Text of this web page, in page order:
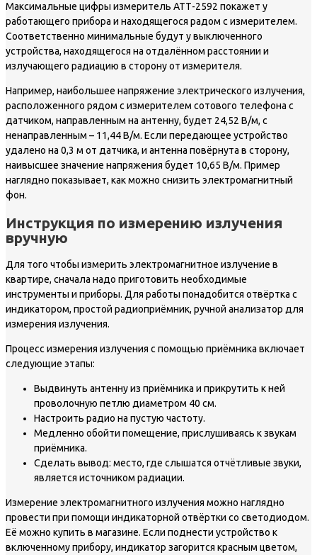
Максимальные цифры измеритель АТТ-2592 покажет у
работающего прибора и находящегося радом с измерителем.
Соответственно минимальные будут у выключенного
устройства, находящегося на отдалённом расстоянии и
излучающего радиацию в сторону от измерителя.
Например, наибольшее напряжение электрического излучения,
расположенного рядом с измерителем сотового телефона с
датчиком, направленным на антенну, будет 24,52 В/м, с
ненаправленным – 11,44 В/м. Если передающее устройство
удалено на 0,3 м от датчика, и антенна повёрнута в сторону,
наивысшее значение напряжения будет 10,65 В/м. Пример
наглядно показывает, как можно снизить электромагнитный
фон.
Инструкция по измерению излучения
вручную
Для того чтобы измерить электромагнитное излучение в
квартире, сначала надо приготовить необходимые
инструменты и приборы. Для работы понадобится отвёртка с
индикатором, простой радиоприёмник, ручной анализатор для
измерения излучения.
Процесс измерения излучения с помощью приёмника включает
следующие этапы:
Выдвинуть антенну из приёмника и прикрутить к ней
проволочную петлю диаметром 40 см.
Настроить радио на пустую частоту.
Медленно обойти помещение, прислушиваясь к звукам
приёмника.
Сделать вывод: место, где слышатся отчётливые звуки,
является источником радиации.
Измерение электромагнитного излучения можно наглядно
провести при помощи индикаторной отвёртки со светодиодом.
Её можно купить в магазине. Если поднести устройство к
включенному прибору, индикатор загорится красным цветом,